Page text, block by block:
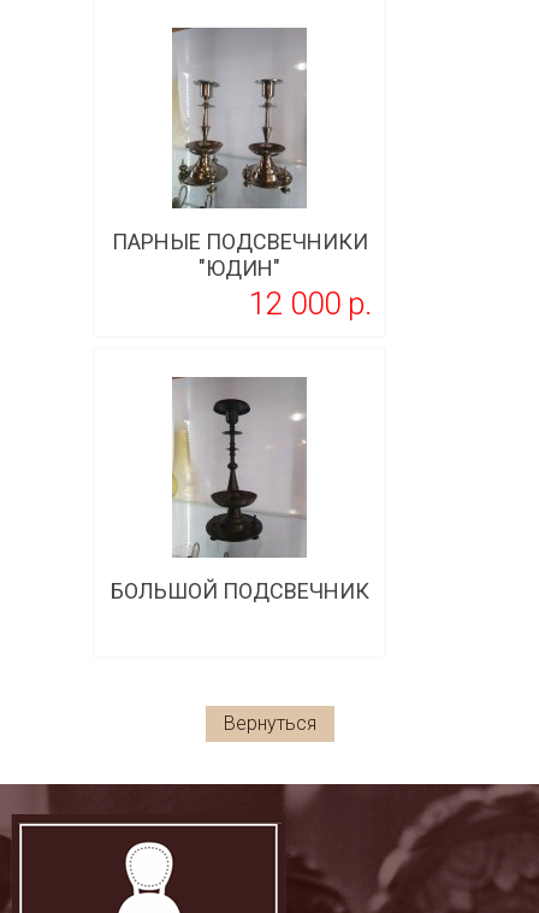
ПАРНЫЕ ПОДСВЕЧНИКИ
"ЮДИН"
12 000 p.
БОЛЬШОЙ ПОДСВЕЧНИК
Вернуться